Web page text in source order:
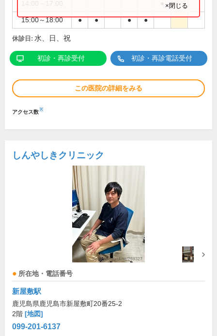
15:00～18:00 ● ● ● ●
×閉じる
休診日: 水、日、祝
初診・再診受付 初診・再診電話受付
この医院の詳細をみる
アクセス数※
しんやしきクリニック
所在地・電話番号
新屋敷駅
鹿児島県鹿児島市新屋敷町20番25-2
2階 [地図]
099-201-6137